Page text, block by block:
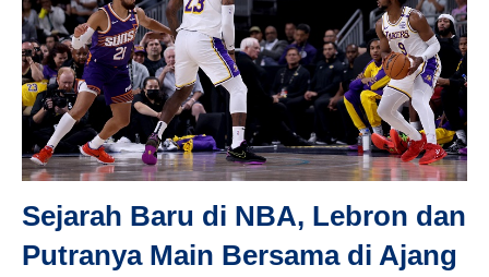
Sejarah Baru di NBA, Lebron dan
Putranya Main Bersama di Ajang